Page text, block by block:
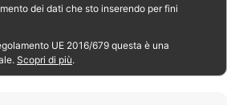
dei dati che sto inserendo per fini
UE 2016/679 questa è una
Scopri di più.